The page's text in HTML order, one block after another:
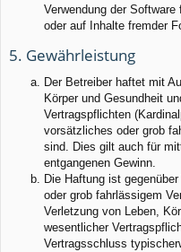
Verwendung der
oder auf Inhalte fremder
5. Gewährleistung
Der Betreiber haftet mit
Körper und Gesundheit
Vertragspflichten
vorsätzliches oder grob
sind. Dies gilt auch für
entgangenen Gewinn.
Die Haftung ist
oder grob fahrlässigem
Verletzung von Leben,
wesentlicher
Vertragsschluss